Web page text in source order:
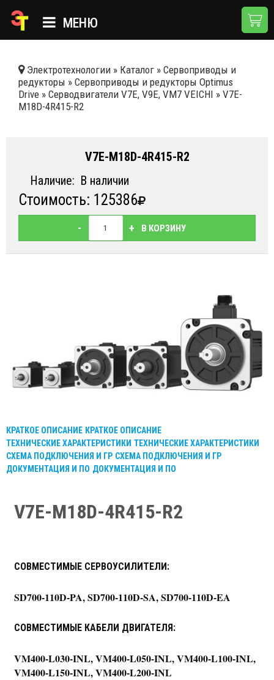
МЕНЮ
КАТАЛОГ
О КОМПАНИИ
НОВОСТИ
ДОСТАВКА И ОПЛАТА
КОНТАКТЫ
Электротехнологии » Каталог » Сервоприводы и
редукторы » Сервоприводы и редукторы Optimus
Drive » Серводвигатели V7E, V9E, VM7 VEICHI » V7E-
M18D-4R415-R2
V7E-M18D-4R415-R2
Наличие: В наличии
Стоимость: 125386
- + В КОРЗИНУ
КРАТКОЕ ОПИСАНИЕ КРАТКОЕ ОПИСАНИЕ
ТЕХНИЧЕСКИЕ ХАРАКТЕРИСТИКИ ТЕХНИЧЕСКИЕ ХАРАКТЕРИСТИКИ
СХЕМА ПОДКЛЮЧЕНИЯ И ГР СХЕМА ПОДКЛЮЧЕНИЯ И ГР
ДОКУМЕНТАЦИЯ И ПО ДОКУМЕНТАЦИЯ И ПО
V7E-M18D-4R415-R2
СОВМЕСТИМЫЕ СЕРВОУСИЛИТЕЛИ:
SD700-110D-PA, SD700-110D-SA, SD700-110D-EA
СОВМЕСТИМЫЕ КАБЕЛИ ДВИГАТЕЛЯ:
VM400-L030-INL, VM400-L050-INL, VM400-L100-INL,
VM400-L150-INL, VM400-L200-INL